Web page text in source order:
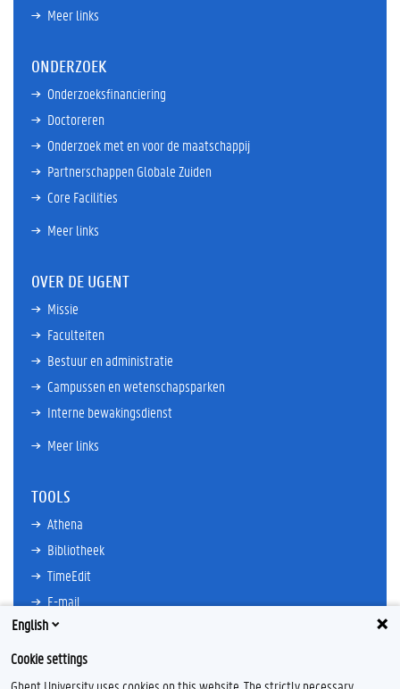
Meer links
ONDERZOEK
Onderzoeksfinanciering
Doctoreren
Onderzoek met en voor de maatschappij
Partnerschappen Globale Zuiden
Core Facilities
Meer links
OVER DE UGENT
Missie
Faculteiten
Bestuur en administratie
Campussen en wetenschapsparken
Interne bewakingsdienst
Meer links
TOOLS
Athena
Bibliotheek
TimeEdit
E-mail
Ufora
Oasis
Research Explorer
English
Cookie settings